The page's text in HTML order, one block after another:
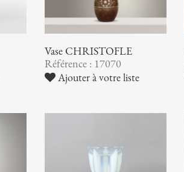
Vase CHRISTOFLE
Référence : 17070
Ajouter à votre liste